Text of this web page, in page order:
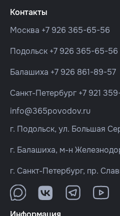
Контакты
Москва +7 926 365-65-56
Подольск +7 926 365-65-56
Балашиха +7 926 861-89-57
Санкт-Петербург +7 921
info@365povodov.ru
г. Подольск, ул. Большая
г. Балашиха, м-н
г. Санкт-Петербург, пр.